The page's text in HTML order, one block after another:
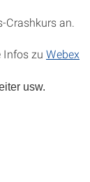
Crashkurs an.
Infos zu Webex
usw.